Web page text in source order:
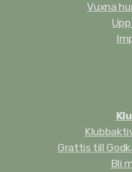
Vuxna
Grattis till
Bli